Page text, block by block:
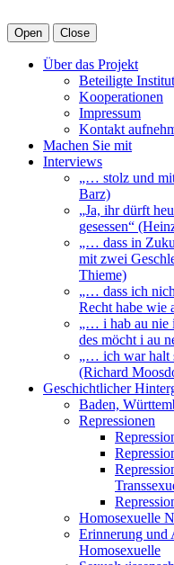
Open Close
Über das Projekt
Beteiligte
Kooperationen
Impressum
Kontakt
Machen Sie mit
Interviews
„… stolz und
Barz)
„Ja, ihr dürft
gesessen“
„… dass in
mit zwei
Thieme)
„… dass ich
Recht habe wie
„… i hab au nie
des möcht i au
„… ich war halt
(Richard
Geschichtlicher
Baden,
Repressionen
Homosexuelle
Erinnerung und
Homosexuelle